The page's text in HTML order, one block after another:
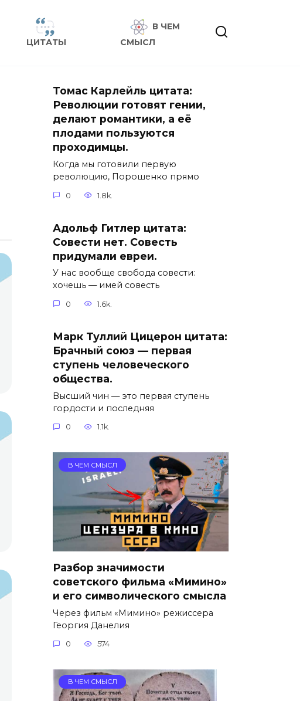
ЦИТАТЫ
В ЧЕМ
СМЫСЛ
Томас Карлейль цитата:
Революции готовят гении,
делают романтики, а её
плодами пользуются
проходимцы.
Когда мы готовили первую
революцию, Порошенко прямо
0 1.8k.
Адольф Гитлер цитата:
Совести нет. Совесть
придумали евреи.
У нас вообще свобода совести:
хочешь — имей совесть
0 1.6k.
Марк Туллий Цицерон цитата:
Брачный союз — первая
ступень человеческого
общества.
Высший чин — это первая ступень
гордости и последняя
0 1.1k.
В ЧЕМ СМЫСЛ
Разбор значимости
советского фильма «Мимино»
и его символического смысла
Через фильм «Мимино» режиссера
Георгия Данелия
0 574
В ЧЕМ СМЫСЛ